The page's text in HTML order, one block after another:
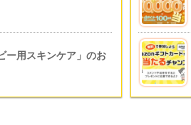
ー用スキンケア」のお